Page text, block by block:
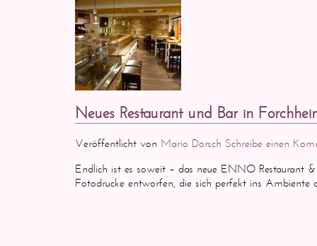
Neues Restaurant und Bar in
Veröffentlicht von Mario Dorsch Schreibe einen
Endlich ist es soweit – das neue ENNO Restaurant
Fotodrucke entworfen, die sich perfekt ins Ambiente